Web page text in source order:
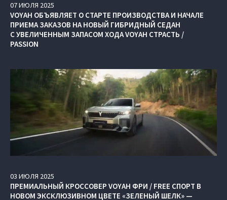
07ИЮЛЯ 2025
VOYAH ОБЪЯВЛЯЕТ О СТАРТЕ ПРОИЗВОДСТВА И НАЧАЛЕ
ПРИЕМА ЗАКАЗОВ НА НОВЫЙ ГИБРИДНЫЙ СЕДАН
С УВЕЛИЧЕННЫМ ЗАПАСОМ ХОДА VOYAH СТРАСТЬ /
PASSION
03 ИЮЛЯ 2025
ПРЕМИАЛЬНЫЙ КРОССОВЕР VOYAH ФРИ / FREE СПОРТ В
НОВОМ ЭКСКЛЮЗИВНОМ ЦВЕТЕ «ЗЕЛЕНЫЙ ШЕЛК» —